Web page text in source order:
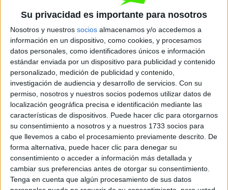
Su privacidad es importante para nosotros
Nosotros y nuestros socios almacenamos y/o accedemos a
información en un dispositivo, como cookies, y procesamos
datos personales, como identificadores únicos e información
estándar enviada por un dispositivo para publicidad y contenido
personalizado, medición de publicidad y contenido,
investigación de audiencia y desarrollo de servicios. Con su
permiso, nosotros y nuestros socios podemos utilizar datos de
localización geográfica precisa e identificación mediante las
características de dispositivos. Puede hacer clic para otorgarnos
su consentimiento a nosotros y a nuestros 1733 socios para
que llevemos a cabo el procesamiento previamente descrito. De
forma alternativa, puede hacer clic para denegar su
consentimiento o acceder a información más detallada y
cambiar sus preferencias antes de otorgar su consentimiento.
Tenga en cuenta que algún procesamiento de sus datos
Cocina y Gastronomía
IES Almina
Ceuta Grado Medio Público
MODALIDADPresencial
Cocina y Gastronomía
Donostia/San Sebastián Grado Medio Concertado